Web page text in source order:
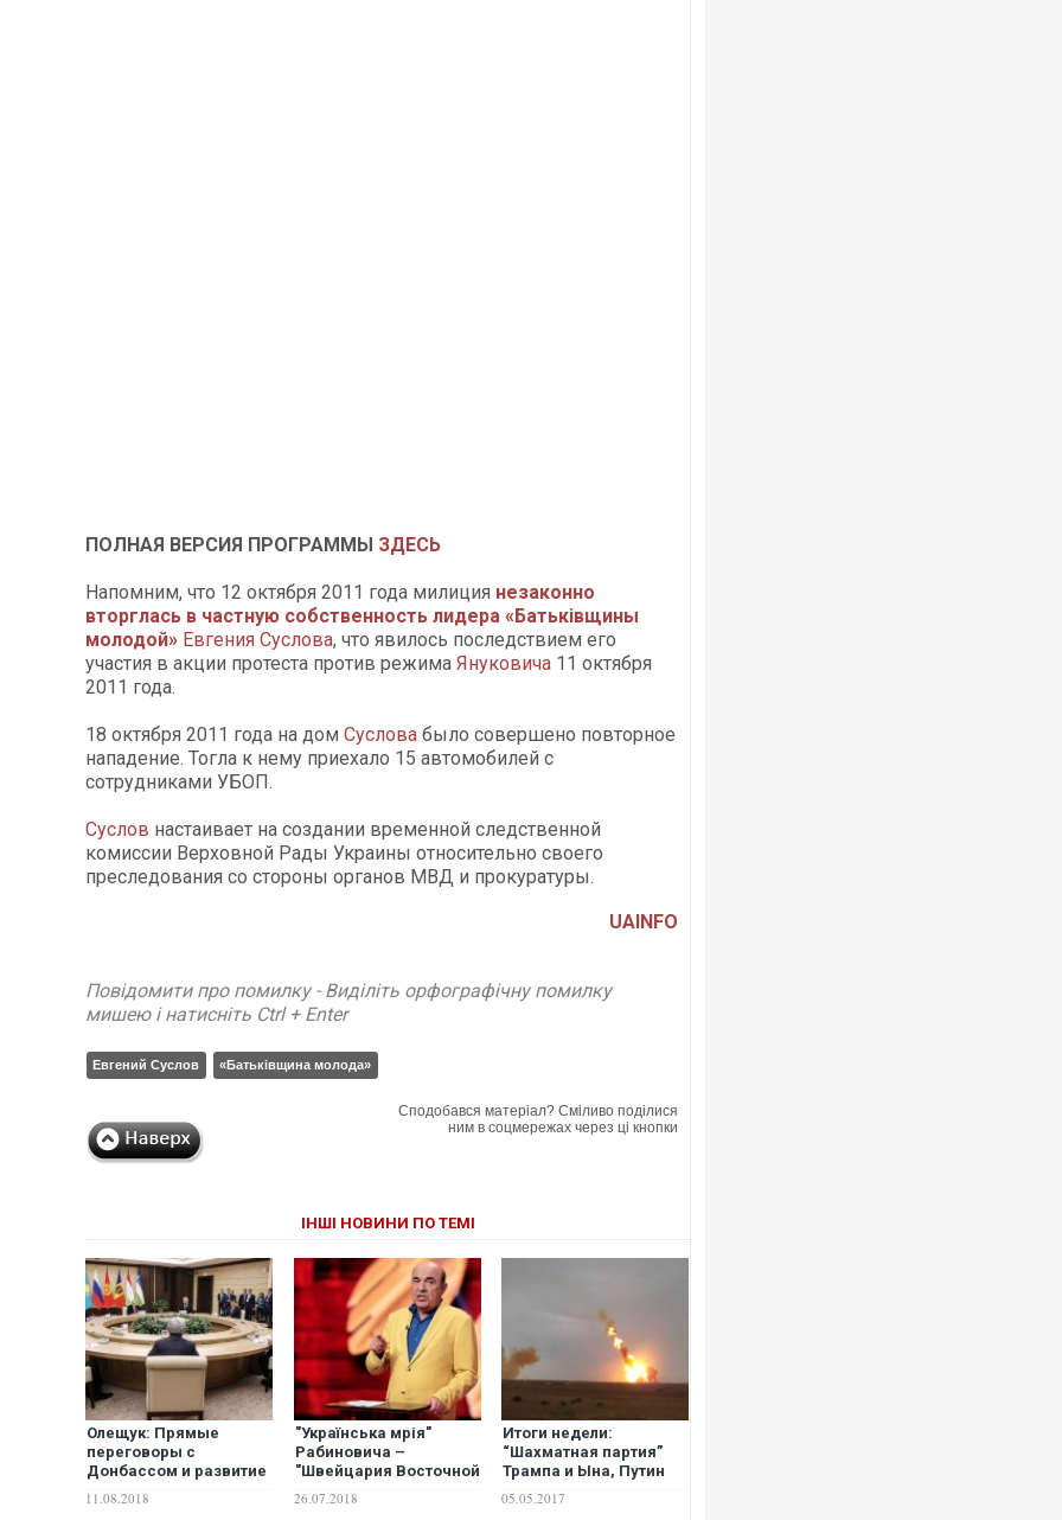
ПОЛНАЯ ВЕРСИЯ ПРОГРАММЫ ЗДЕСЬ
Напомним, что 12 октября 2011 года милиция незаконно
вторглась в частную собственность лидера «Батьківщины
молодой» Евгения Суслова, что явилось последствием его
участия в акции протеста против режима Януковича 11 октября
2011 года.
18 октября 2011 года на дом Суслова было совершено повторное
нападение. Тогла к нему приехало 15 автомобилей с
сотрудниками УБОП.
Суслов настаивает на создании временной следственной
комиссии Верховной Рады Украины относительно своего
преследования со стороны органов МВД и прокуратуры.
UAINFO
Повідомити про помилку - Виділіть орфографічну помилку
мишею і натисніть Ctrl + Enter
Евгений Суслов «Батьківщина молода»
Сподобався матеріал? Сміливо поділися
ним в соцмережах через ці кнопки
ІНШІ НОВИНИ ПО ТЕМІ
Олещук: Прямые
переговоры с
Донбассом и развитие
отношений со
странами СНГ — это
11.08.2018
"Українська мрія"
Рабиновича –
"Швейцария Восточной
Европы". Команду
менеджеров
26.07.2018
Итоги недели:
“Шахматная партия”
Трампа и Ына, Путин
опять балуется
“газовым оружием”,
05.05.2017